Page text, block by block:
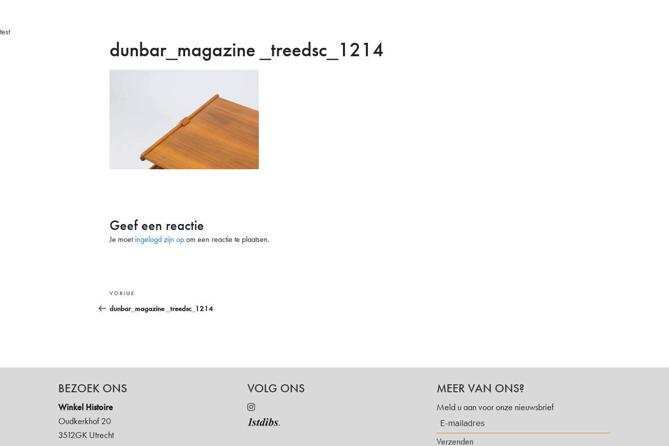
test
dunbar_magazine _treedsc_1214
Geef een reactie
Je moetingelogd zijn opom een reactie te plaatsen.
Bericht
navigatie
Vorig
bericht
VORIGE
dunbar_magazine _treedsc_1214
BEZOEK ONS
Winkel Histoire
Oudkerkhof 20
3512GK Utrecht
VOLG ONS MEER VAN ONS?
Meld u aan voor onze nieuwsbrief